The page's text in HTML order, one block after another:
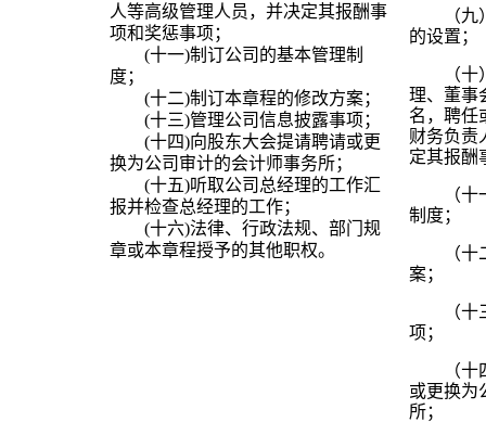
人等高级管理人员，并决定其报酬事
项和奖惩事项；
(十一)制订公司的基本管理制
度；
(十二)制订本章程的修改方案；
(十三)管理公司信息披露事项；
(十四)向股东大会提请聘请或更
换为公司审计的会计师事务所；
(十五)听取公司总经理的工作汇
报并检查总经理的工作；
(十六)法律、行政法规、部门规
章或本章程授予的其他职权。
（
的设置；
（
理、董事
名，聘任
财务负责
定其报酬
（
制度；
（
案；
（
项；
（
或更换为
所；